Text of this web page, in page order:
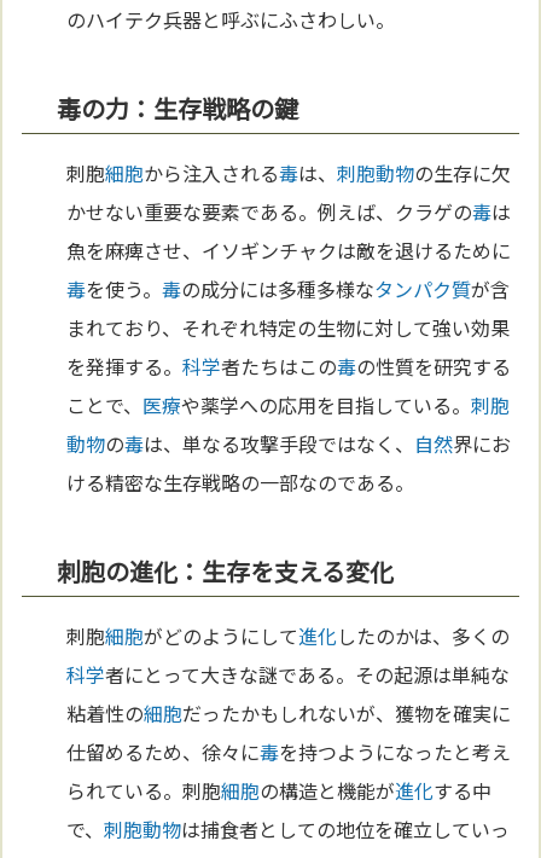
のハイテク兵器と呼ぶにふさわしい。
毒の力：生存戦略の鍵
刺胞細胞から注入される毒は、刺胞動物の生存に欠
かせない重要な要素である。例えば、クラゲの毒は
魚を麻痺させ、イソギンチャクは敵を退けるために
毒を使う。毒の成分には多種多様なタンパク質が含
まれており、それぞれ特定の生物に対して強い効果
を発揮する。科学者たちはこの毒の性質を研究する
ことで、 医療や薬学への応用を目指している。刺胞
動物の毒は、単なる攻撃手段ではなく、 自然界にお
ける精密な生存戦略の一部なのである。
刺胞の進化：生存を支える変化
刺胞細胞がどのようにして進化したのかは、多くの
科学者にとって大きな謎である。その起源は単純な
粘着性の細胞だったかもしれないが、獲物を確実に
仕留めるため、徐々に毒を持つようになったと考え
られている。刺胞細胞の構造と機能が進化する中
で、刺胞動物は捕食者としての地位を確立していっ